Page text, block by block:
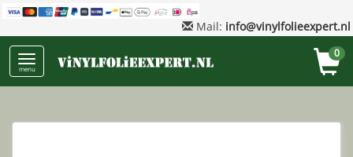
Mail: info@vinylfolieexpert.nl
menu
0